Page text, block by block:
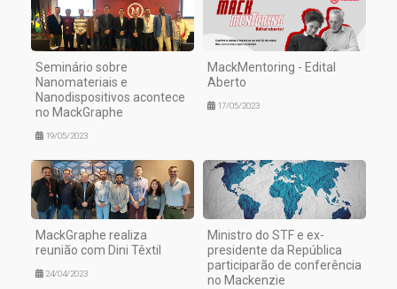
Seminário sobre
Nanomateriais e
Nanodispositivos acontece
no MackGraphe
19/05/2023
MackMentoring - Edital
Aberto
17/05/2023
MackGraphe realiza
reunião com Dini Têxtil
24/04/2023
Ministro do STF e ex-
presidente da República
participarão de conferência
no Mackenzie